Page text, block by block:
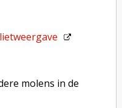
molens in de